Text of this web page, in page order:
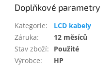
Doplňkové parametry
Kategorie:
LCD kabely
Záruka:
12 měsíců
Stav zboží:
Použité
Výrobce: HP